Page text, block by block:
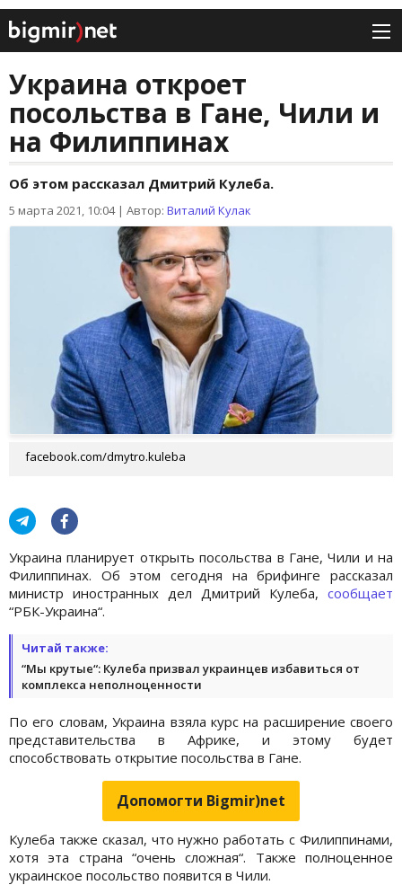
Украина откроет
посольства в Гане, Чили и
на Филиппинах
Об этом рассказал Дмитрий Кулеба.
5 марта 2021, 10:04| Автор: Виталий Кулак
facebook.com/dmytro.kuleba
Украина планирует открыть посольства в Гане, Чили и на
Филиппинах. Об этом сегодня на брифинге рассказал
министр иностранных дел Дмитрий Кулеба, сообщает
“РБК-Украина“.
Читай также:
“Мы крутые“: Кулеба призвал украинцев избавиться от
комплекса неполноценности
По его словам, Украина взяла курс на расширение своего
представительства в Африке, и этому будет
способствовать открытие посольства в Гане.
Допомогти Bigmir)net
Кулеба также сказал, что нужно работать с Филиппинами,
хотя эта страна “очень сложная“. Также полноценное
украинское посольство появится в Чили.